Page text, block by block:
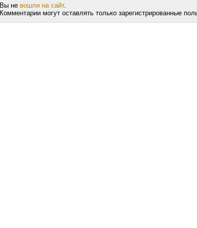
Вы не вошли на сайт.
Комментарии могут оставлять только зарегистрированные